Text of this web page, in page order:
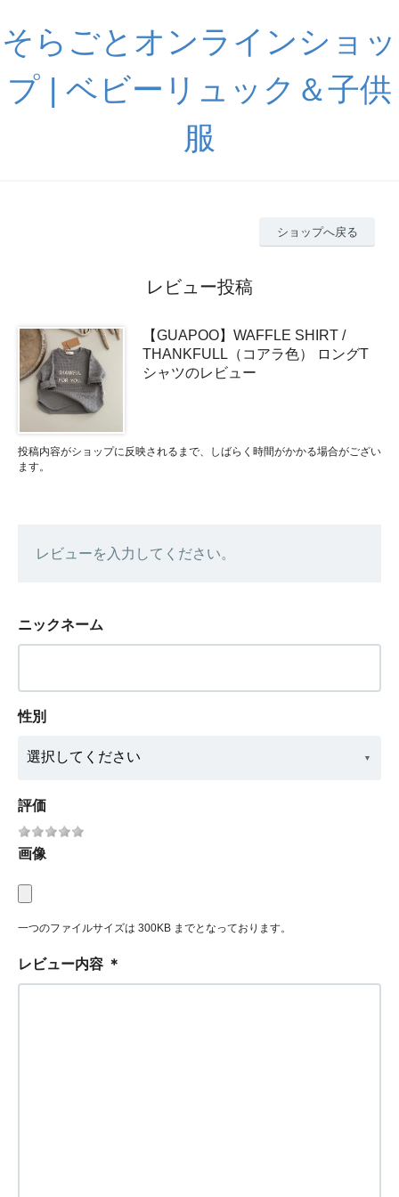
そらごとオンラインショッ
プ | ベビーリュック＆子供
服
ショップへ戻る
レビュー投稿
【GUAPOO】WAFFLE SHIRT /
THANKFULL（コアラ色） ロングT
シャツのレビュー
投稿内容がショップに反映されるまで、しばらく時間がかかる場合がござい
ます。
レビューを入力してください。
ニックネーム
性別
評価
画像
一つのファイルサイズは 300KB までとなっております。
レビュー内容 ＊